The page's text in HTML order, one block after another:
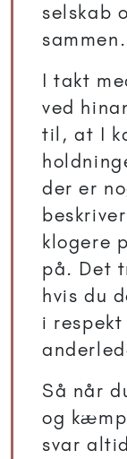
selskab
sammen.
I takt
ved
til, at I
der er
klogere
på. Det
hvis du
i
Så når
og
svar